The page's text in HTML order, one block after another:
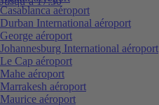
Casablanca aéroport
Durban International aéroport
George aéroport
Johannesburg International aéroport
Le Cap aéroport
Mahe aéroport
Marrakesh aéroport
Maurice aéroport